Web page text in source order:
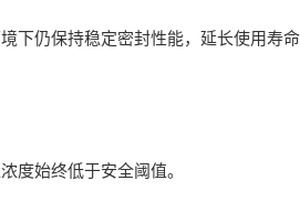
仍保持稳定密封性能，延长使用寿命
始终低于安全阈值。